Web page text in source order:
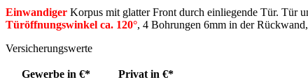
Einwandiger Korpus mit glatter Front durch einliegende Tür. Tür
Türöffnungswinkel ca. 120°, 4 Bohrungen 6mm in der
Versicherungswerte
Gewerbe in €*
Privat in €*